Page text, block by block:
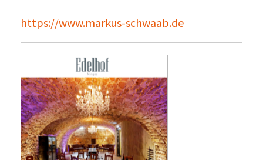
https://www.markus-schwaab.de